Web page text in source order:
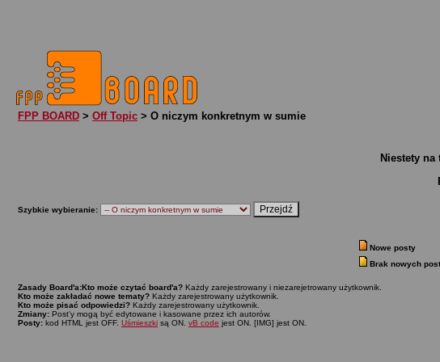
FPP BOARD > Off Topic > O niczym konkretnym w sumie
Niestety
Szybkie wybieranie:
Nowe posty
Brak nowych
Zasady Board'a:Kto może czytać board'a? Każdy zarejestrowany i niezarejetrowany użytkownik.
Kto może zakładać nowe tematy? Każdy zarejestrowany użytkownik.
Kto może pisać odpowiedzi? Każdy zarejestrowany użytkownik.
Zmiany: Post'y mogą być edytowane i kasowane przez ich autorów.
Posty: kod HTML jest OFF. Uśmieszki są ON. vB code jest ON. [IMG] jest ON.